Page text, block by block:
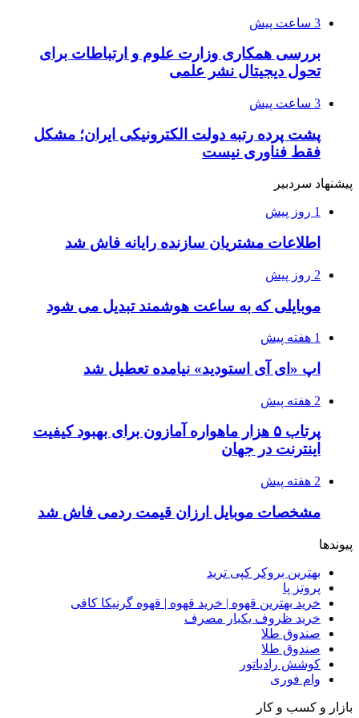
3 ساعت پیش
بررسی همکاری وزارت علوم و ارتباطات برای
تحول دیجیتال نشر علمی
3 ساعت پیش
پشت پرده رتبه دولت الکترونیکی ایران؛ مشکل
فقط فناوری نیست
پیشنهاد سردبیر
1 روز پیش
اطلاعات مشتریان سازنده رایانه فاش شد
2 روز پیش
موبایلی که به ساعت هوشمند تبدیل می شود
1 هفته پیش
اپ «ای آی استودید» نیامده تعطیل شد
2 هفته پیش
پرتاب ۵ هزار ماهواره آمازون برای بهبود کیفیت
اینترنت در جهان
2 هفته پیش
مشخصات موبایل ارزان قیمت ردمی فاش شد
پیوندها
بهترین بروکر کپی ترید
پروتز پا
خرید بهترین قهوه | خرید قهوه | قهوه گرنیکا کافی
خرید ظروف یکبار مصرف
صندوق طلا
صندوق طلا
کوشش رادیاتور
وام فوری
بازار و کسب و کار